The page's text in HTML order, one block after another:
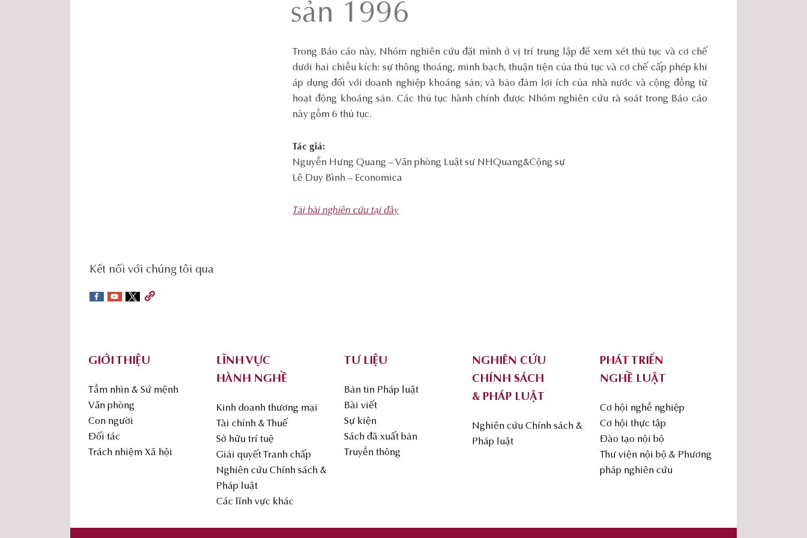
sản 1996
Trong Báo cáo này, Nhóm nghiên cứu đặt mình ở vị trí trung lập để xem xét thủ tục và cơ chế
dưới hai chiều kích: sự thông thoáng, minh bạch, thuận tiện của thủ tục và cơ chế cấp phép khi
áp dụng đối với doanh nghiệp khoáng sản; và bảo đảm lợi ích của nhà nước và cộng đồng từ
hoạt động khoáng sản. Các thủ tục hành chính được Nhóm nghiên cứu rà soát trong Báo cáo
này gồm 6 thủ tục.
Tác giả:
Nguyễn Hưng Quang – Văn phòng Luật sư NHQuang&Cộng sự
Lê Duy Bình – Economica
Tải bài nghiên cứu tại đây
social-
sidebar
Kết nối với chúng tôi qua
GIỚI THIỆU
Tầm nhìn & Sứ mệnh
Văn phòng
Con người
Đối tác
Trách nhiệm Xã hội
LĨNH VỰC
HÀNH NGHỀ
Kinh doanh thương mại
Tài chính & Thuế
Sở hữu trí tuệ
Giải quyết Tranh chấp
Nghiên cứu Chính sách &
Pháp luật
Các lĩnh vực khác
TƯ LIỆU
Bản tin Pháp luật
Bài viết
Sự kiện
Sách đã xuất bản
Truyền thông
NGHIÊN CỨU
CHÍNH SÁCH
& PHÁP LUẬT
Nghiên cứu Chính sách &
Pháp luật
PHÁT TRIỂN
NGHỀ LUẬT
Cơ hội nghề nghiệp
Cơ hội thực tập
Đào tạo nội bộ
Thư viện nội bộ & Phương
pháp nghiên cứu